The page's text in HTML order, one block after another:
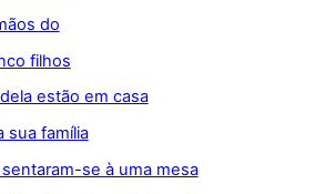
do
filhos
estão em casa
sua família
se à uma mesa